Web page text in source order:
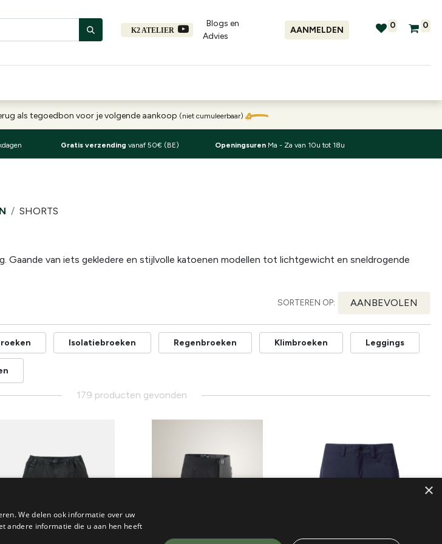
K2 ATELIER
Blogs en
Advies​
AANMELDEN 0 0
als tegoedbon voor je volgende aankoop (niet cumuleerbaar)
Gratis verzending vanaf 50€ (BE) Openingsuren Ma - Za van 10u tot 18u
SHORTS
Gaande van iets gekledere en stijlvolle katoenen modellen tot lichtgewicht en sneldrogende
SORTEREN OP: AANBEVOLEN
Isolatiebroeken Regenbroeken Klimbroeken Leggings
179 producten gevonden
×
We delen ook informatie over uw
andere informatie die u aan hen heeft